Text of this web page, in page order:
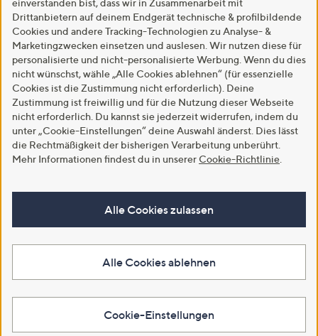
einverstanden bist, dass wir in Zusammenarbeit mit
Drittanbietern auf deinem Endgerät technische & profilbildende
Cookies und andere Tracking-Technologien zu Analyse- &
Marketingzwecken einsetzen und auslesen. Wir nutzen diese für
personalisierte und nicht-personalisierte Werbung. Wenn du dies
nicht wünschst, wähle „Alle Cookies ablehnen“ (für essenzielle
Cookies ist die Zustimmung nicht erforderlich). Deine
Zustimmung ist freiwillig und für die Nutzung dieser Webseite
nicht erforderlich. Du kannst sie jederzeit widerrufen, indem du
unter „Cookie-Einstellungen“ deine Auswahl änderst. Dies lässt
die Rechtmäßigkeit der bisherigen Verarbeitung unberührt.
Mehr Informationen findest du in unserer Cookie-Richtlinie
Alle Cookies zulassen
Alle Cookies ablehnen
Cookie-Einstellungen